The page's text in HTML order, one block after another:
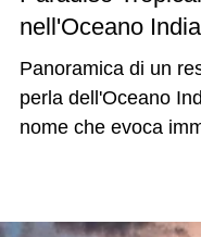
Sognare a